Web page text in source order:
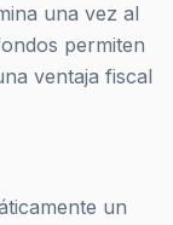
una vez al
permiten
ventaja fiscal
un